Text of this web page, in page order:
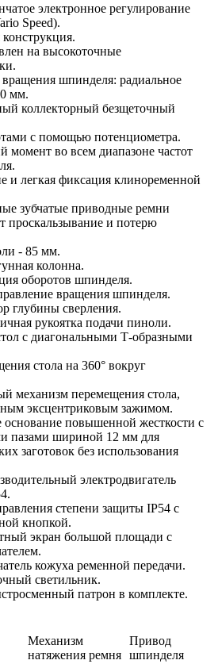
электронное регулирование
Speed).
на высокоточные
шпинделя: радиальное
мм.
коллекторный безщеточный
с помощью потенциометра.
момент во всем диапазоне частот
и легкая фиксация клиноременной
зубчатые приводные ремни
проскальзывание и потерю
- 85 мм.
колонна.
оборотов шпинделя.
вращения шпинделя.
глубины сверления.
рукоятка подачи пиноли.
с диагональными Т-образными
стола на 360° вокруг
механизм перемещения стола,
эксцентриковым зажимом.
основание повышенной жесткости с
пазами шириной 12 мм для
заготовок без использования
электродвигатель
степени защиты IP54 с
кнопкой.
экран большой площади с
кожуха ременной передачи.
светильник.
патрон в комплекте.
Механизм
натяжения ремня
Привод
шпинделя